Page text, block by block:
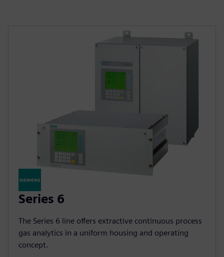
Series 6
The Series 6 line offers extractive continuous process
gas analytics in a uniform housing and operating
concept.